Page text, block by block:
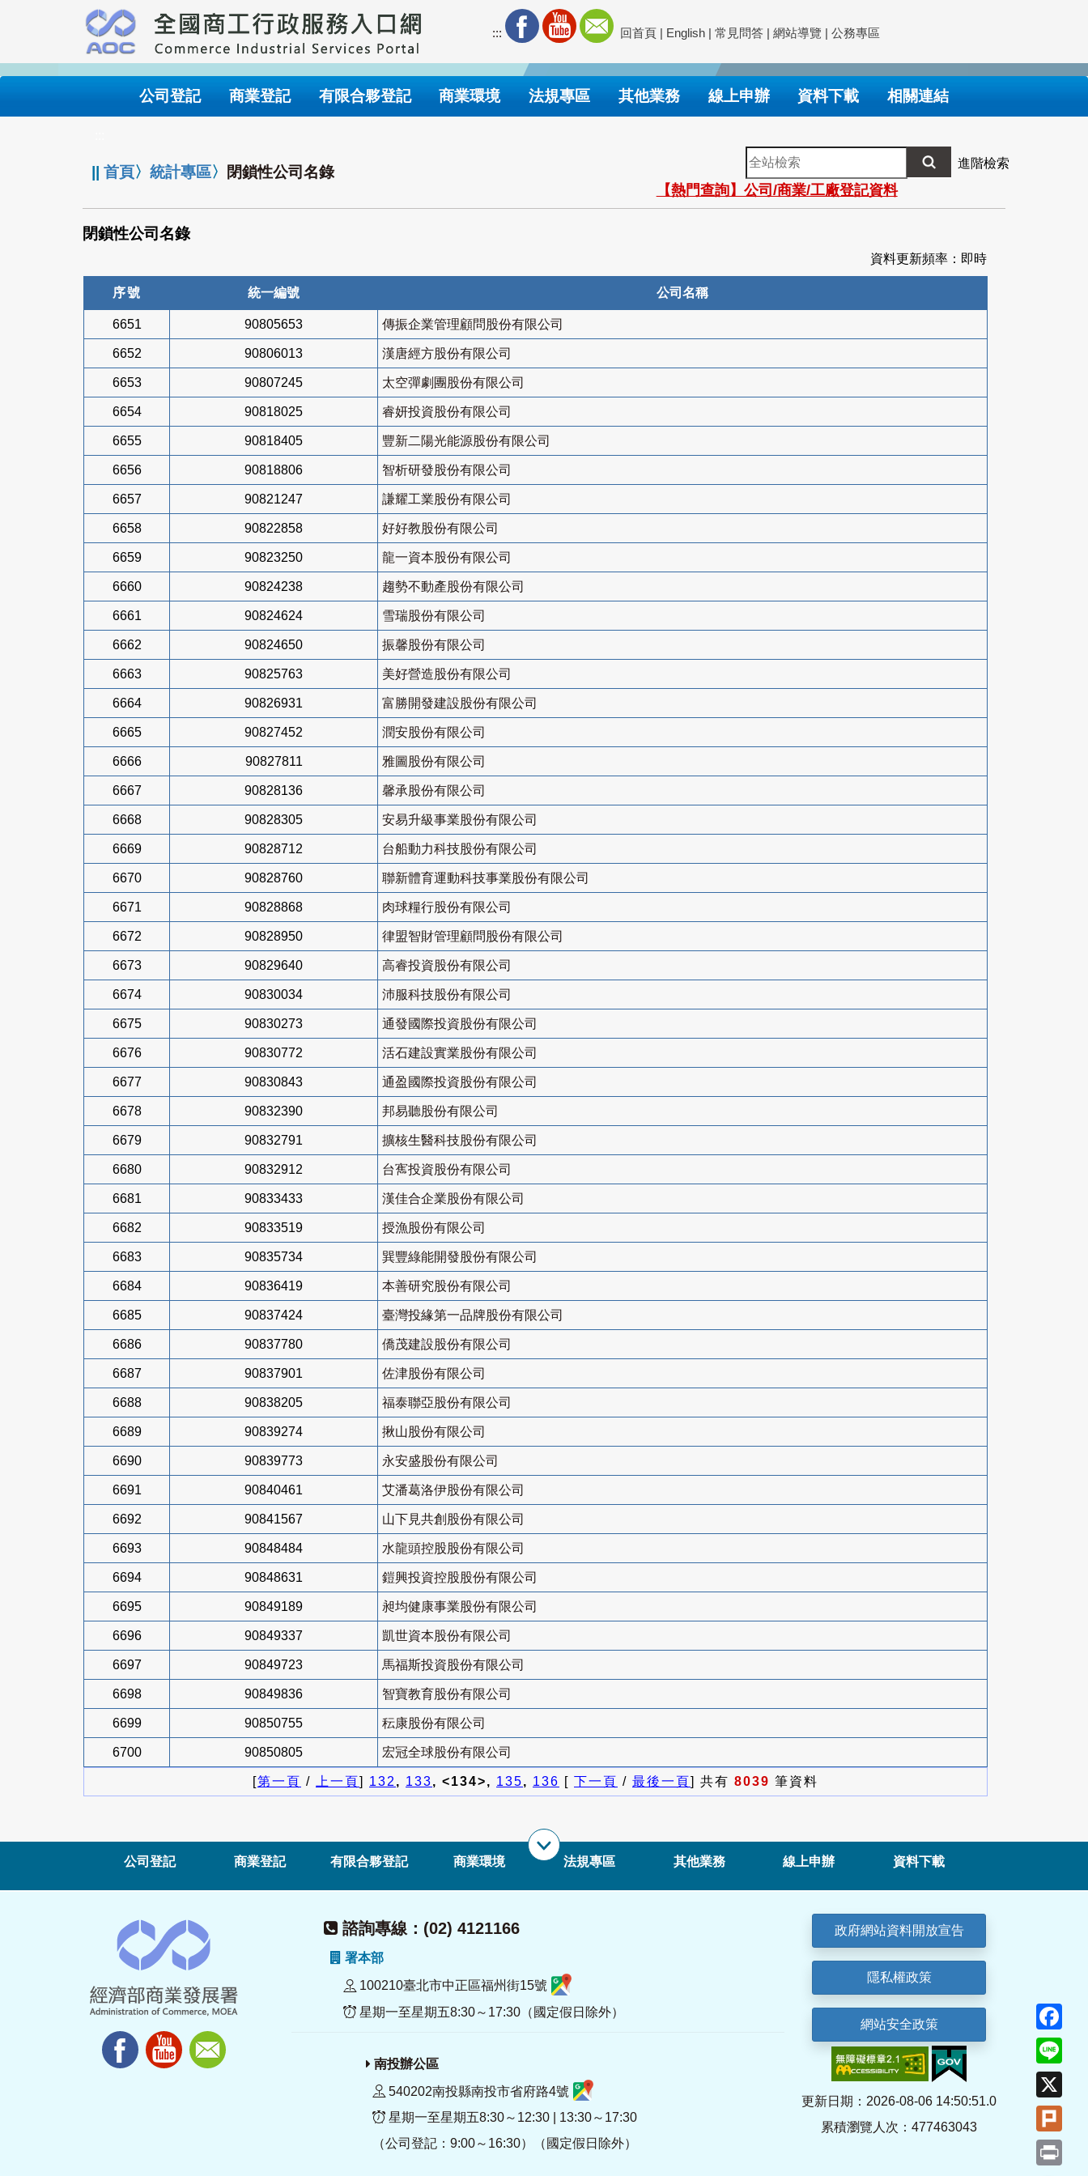
要
內
::: 回首頁 | English | 常見問答 | 網站導覽 | 公務專區
公司登記 商業登記 有限合夥登記 商業環境 法規專區 其他業務 線上申辦 資料下載 相關連結
||首頁〉統計專區〉 閉鎖性公司名錄
全
站
檢
索
進階檢索
【熱門查詢】公司/商業/工廠登記資料
閉鎖性公司名錄
資料更新頻率：即時
序號 統一編號 公司名稱
6651 90805653 傳振企業管理顧問股份有限公司
6652 90806013 漢唐經方股份有限公司
6653 90807245 太空彈劇團股份有限公司
6654 90818025 睿妍投資股份有限公司
6655 90818405 豐新二陽光能源股份有限公司
6656 90818806 智析研發股份有限公司
6657 90821247 謙耀工業股份有限公司
6658 90822858 好好教股份有限公司
6659 90823250 龍一資本股份有限公司
6660 90824238 趨勢不動產股份有限公司
6661 90824624 雪瑞股份有限公司
6662 90824650 振馨股份有限公司
6663 90825763 美好營造股份有限公司
6664 90826931 富勝開發建設股份有限公司
6665 90827452 潤安股份有限公司
6666 90827811 雅圖股份有限公司
6667 90828136 馨承股份有限公司
6668 90828305 安易升級事業股份有限公司
6669 90828712 台船動力科技股份有限公司
6670 90828760 聯新體育運動科技事業股份有限公司
6671 90828868 肉球糧行股份有限公司
6672 90828950 律盟智財管理顧問股份有限公司
6673 90829640 高睿投資股份有限公司
6674 90830034 沛服科技股份有限公司
6675 90830273 通發國際投資股份有限公司
6676 90830772 活石建設實業股份有限公司
6677 90830843 通盈國際投資股份有限公司
6678 90832390 邦易聽股份有限公司
6679 90832791 擴核生醫科技股份有限公司
6680 90832912 台寯投資股份有限公司
6681 90833433 漢佳合企業股份有限公司
6682 90833519 授漁股份有限公司
6683 90835734 巽豐綠能開發股份有限公司
6684 90836419 本善研究股份有限公司
6685 90837424 臺灣投緣第一品牌股份有限公司
6686 90837780 僑茂建設股份有限公司
6687 90837901 佐津股份有限公司
6688 90838205 福泰聯亞股份有限公司
6689 90839274 揪山股份有限公司
6690 90839773 永安盛股份有限公司
6691 90840461 艾潘葛洛伊股份有限公司
6692 90841567 山下見共創股份有限公司
6693 90848484 水龍頭控股股份有限公司
6694 90848631 鎧興投資控股股份有限公司
6695 90849189 昶均健康事業股份有限公司
6696 90849337 凱世資本股份有限公司
6697 90849723 馬福斯投資股份有限公司
6698 90849836 智寶教育股份有限公司
6699 90850755 秐康股份有限公司
6700 90850805 宏冠全球股份有限公司
[第一頁 / 上一頁] 132, 133, <134>, 135, 136 [ 下一頁 / 最後一頁] 共有 8039 筆資料
公司登記 商業登記 有限合夥登記 商業環境 法規專區 其他業務 線上申辦 資料下載
諮詢專線：(02) 4121166
署本部
100210臺北市中正區福州街15號
星期一至星期五8:30～17:30（國定假日除外）
南投辦公區
540202南投縣南投市省府路4號
星期一至星期五8:30～12:30 | 13:30～17:30
（公司登記：9:00～16:30）（國定假日除外）
政府網站資料開放宣告
隱私權政策
網站安全政策
更新日期：2026-08-06 14:50:51.0
累積瀏覽人次：477463043